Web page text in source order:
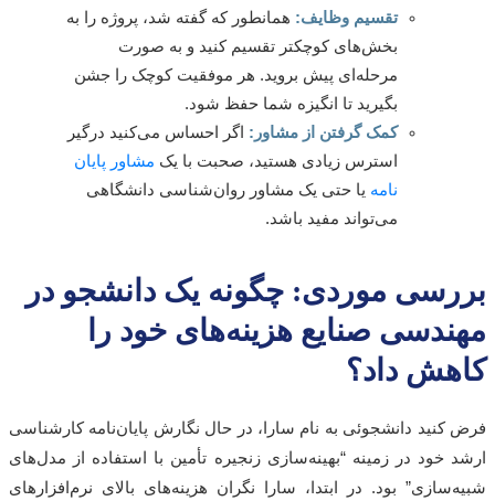
تقسیم وظایف:همانطور که گفته شد، پروژه را به
بخش‌های کوچکتر تقسیم کنید و به صورت
مرحله‌ای پیش بروید. هر موفقیت کوچک را جشن
بگیرید تا انگیزه شما حفظ شود.
کمک گرفتن از مشاور:اگر احساس می‌کنید درگیر
استرس زیادی هستید، صحبت با یکمشاور پایان
یا حتی یک مشاور روان‌شناسی دانشگاهی
می‌تواند مفید باشد.
موردی: چگونه یک دانشجو در
صنایع هزینه‌های خود را
داد؟
دانشجوئی به نام سارا، در حال نگارش پایان‌نامه کارشناسی
خود در زمینه “بهینه‌سازی زنجیره تأمین با استفاده از مدل‌های
بود. در ابتدا، سارا نگران هزینه‌های بالای نرم‌افزارهای